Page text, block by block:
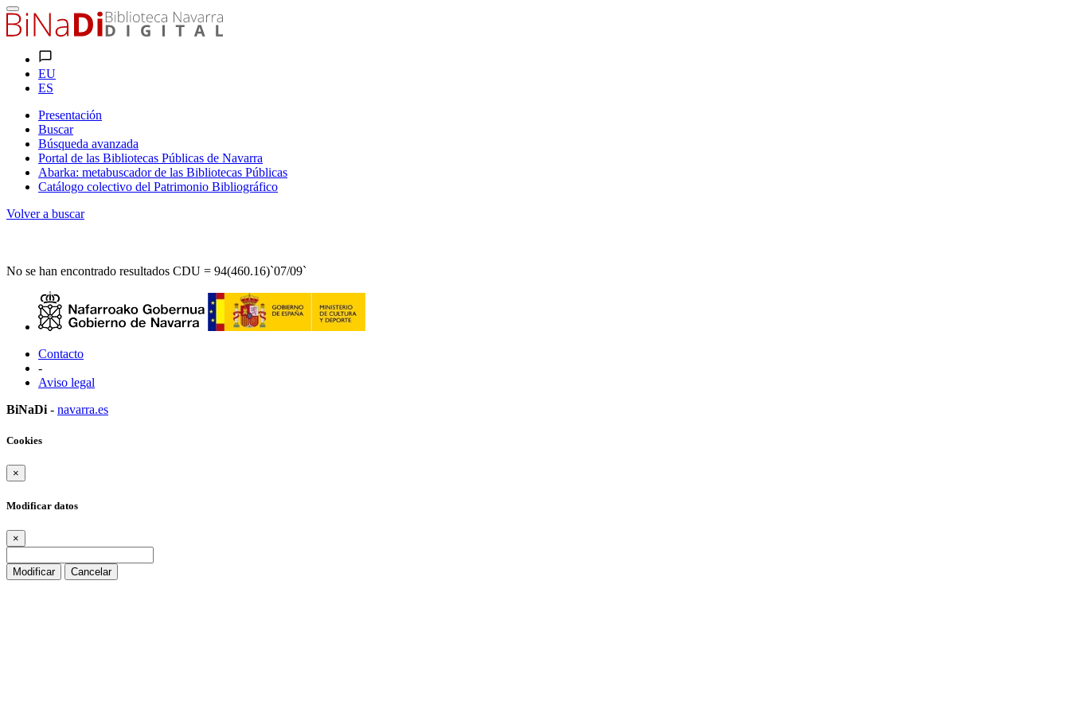
EU
ES
Presentación
Buscar
Búsqueda avanzada
Portal de las Bibliotecas Públicas de Navarra
Abarka: metabuscador de las Bibliotecas Públicas
Catálogo colectivo del Patrimonio Bibliográfico
Volver a buscar
No se han encontrado resultados CDU = 94(460.16)`07/09`
Contacto
-
Aviso legal
BiNaDi - navarra.es
Cookies
×
Modificar datos
×
Modificar Cancelar